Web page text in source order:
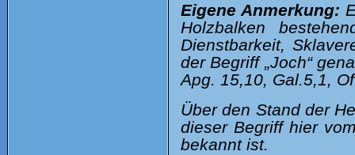
Eigene Anmerkung:
Holzbalken
Dienstbarkeit,
der Begriff „Joch“
Apg. 15,10, Gal.5,1,
Über den Stand der
dieser Begriff hier
bekannt ist.